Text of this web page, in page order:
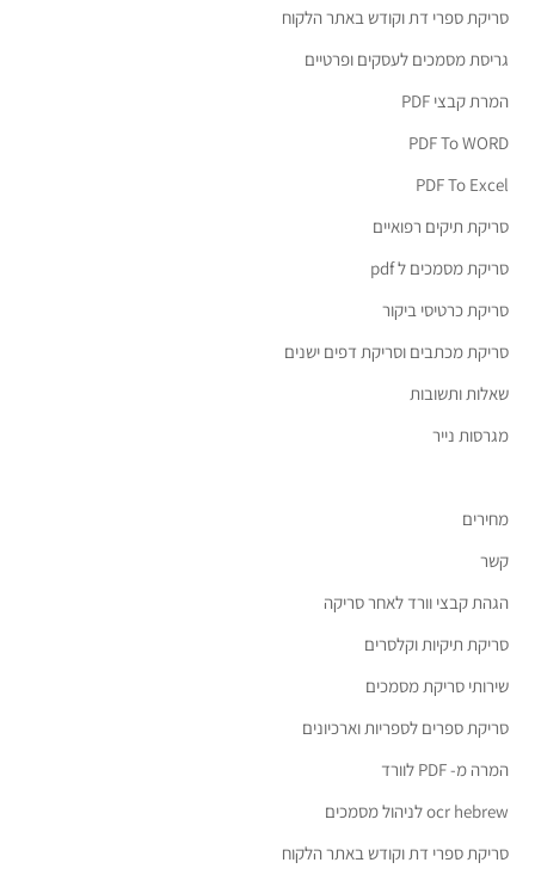
סריקת ספרי דת וקודש באתר הלקוח
גריסת מסמכים לעסקים ופרטיים
המרת קבצי PDF
PDF To WORD
PDF To Excel
סריקת תיקים רפואיים
סריקת מסמכים ל pdf
סריקת כרטיסי ביקור
סריקת מכתבים וסריקת דפים ישנים
שאלות ותשובות
מגרסות נייר
מחירים
קשר
הגהת קבצי וורד לאחר סריקה
סריקת תיקיות וקלסרים
שירותי סריקת מסמכים
סריקת ספרים לספריות וארכיונים
המרה מ- PDF לוורד
ocr hebrew לניהול מסמכים
סריקת ספרי דת וקודש באתר הלקוח